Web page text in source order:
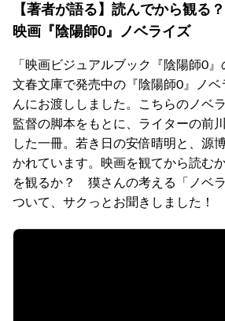
【著者が語る】読んでから観る
映画『陰陽師0』ノベライズ
「映画ビジュアルブック『陰陽師0』
文春文庫で発売中の『陰陽師0』ノベ
んにお渡ししました。こちらのノベ
監督の脚本をもとに、ライターの前
した一冊。若き日の安倍晴明と、源
かれています。映画を観てから読む
を観るか？ 獏さんの考える「ノベ
ついて、サクっとお聞きしました！